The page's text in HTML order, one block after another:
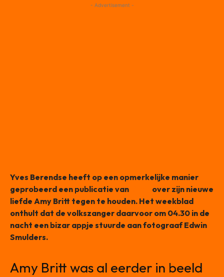
- Advertisement -
Yves Berendse heeft op een opmerkelijke manier
geprobeerd een publicatie van
over zijn nieuwe
liefde Amy Britt tegen te houden. Het weekblad
onthult dat de volkszanger daarvoor om 04.30 in de
nacht een bizar appje stuurde aan fotograaf Edwin
Smulders.
Amy Britt was al eerder in beeld